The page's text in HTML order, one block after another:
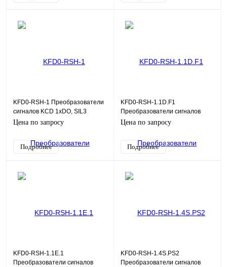
KFD0-RSH-1 Преобразователи
сигналов KCD 1хDO, SIL3
Цена по запросу
Подробнее
KFD0-RSH-1.1D.F1
Преобразователи сигналов
KCD 1хDO, SIL3
Цена по запросу
Подробнее
KFD0-RSH-1.1E.1
Преобразователи сигналов
KFD0-RSH-1.4S.PS2
Преобразователи сигналов